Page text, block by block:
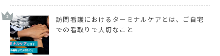
2
訪問看護におけるターミナルケアとは、ご自宅
での看取りで大切なこと